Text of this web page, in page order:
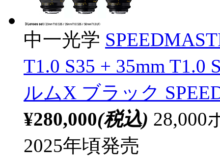
中一光学
T1.0 S35 + 35mm T1.0
ルムX ブラック
¥280,000(税込) 28,000
2025年頃発売